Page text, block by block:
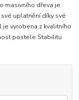
masivního dřeva je
uplatnění díky své
vyrobena z kvalitního
postele.Stabilitu